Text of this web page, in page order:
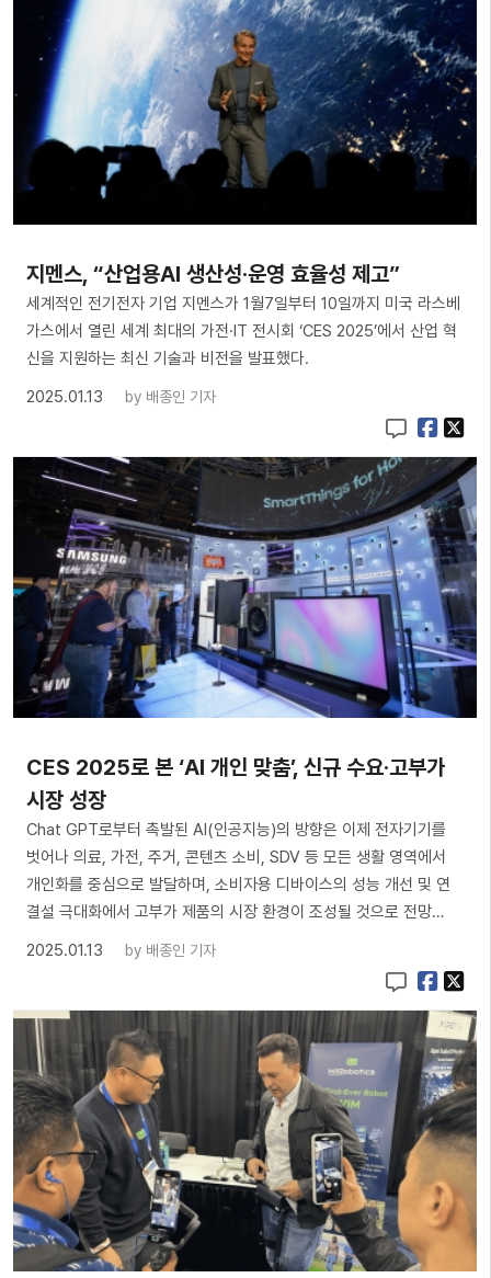
지멘스, “산업용AI 생산성·운영 효율성 제고”
세계적인 전기전자 기업 지멘스가 1월7일부터 10일까지 미국 라스베
가스에서 열린 세계 최대의 가전·IT 전시회 ‘CES 2025’에서 산업 혁
신을 지원하는 최신 기술과 비전을 발표했다.
2025.01.13
by 배종인 기자
CES 2025로 본 ‘AI 개인 맞춤’, 신규 수요·고부가
시장 성장
Chat GPT로부터 촉발된 AI(인공지능)의 방향은 이제 전자기기를
벗어나 의료, 가전, 주거, 콘텐츠 소비, SDV 등 모든 생활 영역에서
개인화를 중심으로 발달하며, 소비자용 디바이스의 성능 개선 및 연
결설 극대화에서 고부가 제품의 시장 환경이 조성될 것으로 전망…
2025.01.13
by 배종인 기자